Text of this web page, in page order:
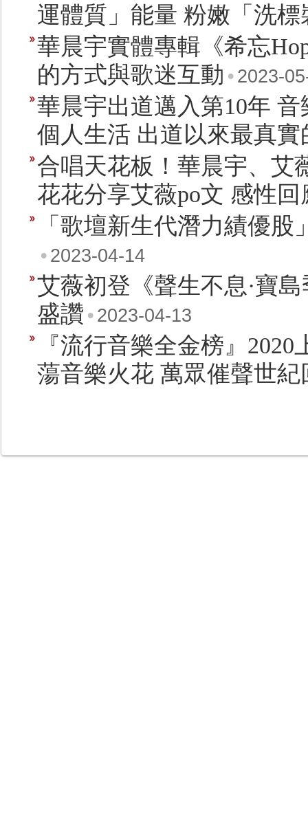
運體質」能量 粉嫩「洗
華晨宇實體專輯《希忘
的方式與歌迷互動 • 2023-
華晨宇出道邁入第10年
個人生活 出道以來最真實
合唱天花板！華晨宇、艾
花花分享艾薇po文 感性回
「歌壇新生代潛力績優
• 2023-04-14
艾薇初登《聲生不息·寶
盛讚 • 2023-04-13
『流行音樂全金榜』
蕩音樂火花 萬眾催聲世